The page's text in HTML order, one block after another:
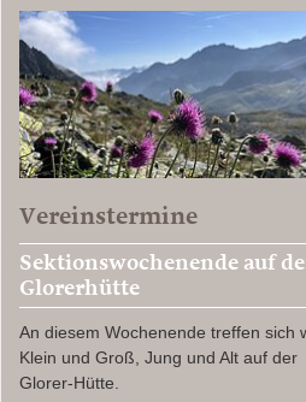
Vereinstermine
Sektionswochenende auf
Glorerhütte
An diesem Wochenende treffen sich
Klein und Groß, Jung und Alt auf der
Glorer-Hütte.